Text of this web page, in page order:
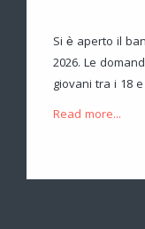
Si è aperto il
2026. Le
giovani tra i 18
Read more...